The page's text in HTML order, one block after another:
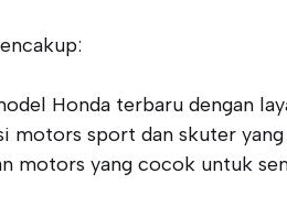
Honda terbaru dengan
motors sport dan skuter
motors yang cocok untuk